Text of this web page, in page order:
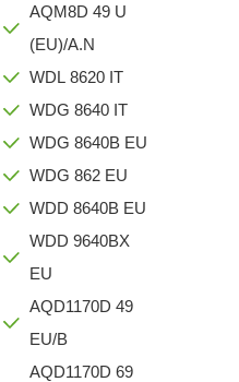
AQM8D 49 U
(EU)/A.N
WDL 8620 IT
WDG 8640 IT
WDG 8640B EU
WDG 862 EU
WDD 8640B EU
WDD 9640BX
EU
AQD1170D 49
EU/B
AQD1170D 69